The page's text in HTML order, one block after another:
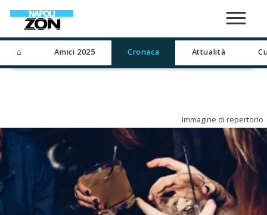
⌂ Amici 2025 Cronaca Attualità
Immagine di repertorio